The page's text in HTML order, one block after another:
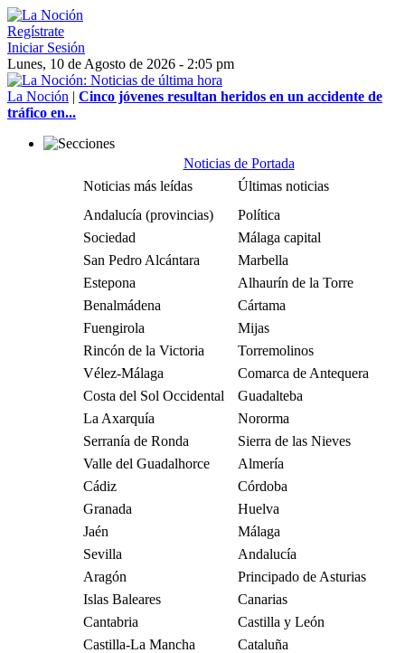
Regístrate
Iniciar Sesión
Lunes, 10 de Agosto de 2026 - 2:05 pm
La Noción | Cinco jóvenes resultan heridos en un accidente de
tráfico en...
Noticias de Portada
Noticias más leídas
Últimas noticias
Andalucía (provincias)
Política
Sociedad
Málaga capital
San Pedro Alcántara
Marbella
Estepona
Alhaurín de la Torre
Benalmádena
Cártama
Fuengirola
Mijas
Rincón de la Victoria
Torremolinos
Vélez-Málaga
Comarca de Antequera
Costa del Sol Occidental
Guadalteba
La Axarquía
Nororma
Serranía de Ronda
Sierra de las Nieves
Valle del Guadalhorce
Almería
Cádiz
Córdoba
Granada
Huelva
Jaén
Málaga
Sevilla
Andalucía
Aragón
Principado de Asturias
Islas Baleares
Canarias
Cantabria
Castilla y León
Castilla-La Mancha
Cataluña